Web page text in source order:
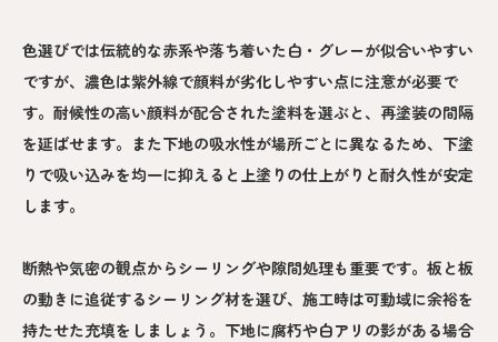
色選びでは伝統的な赤系や落ち着いた白・グレーが似合いやすい
ですが、濃色は紫外線で顔料が劣化しやすい点に注意が必要で
す。耐候性の高い顔料が配合された塗料を選ぶと、再塗装の間隔
を延ばせます。また下地の吸水性が場所ごとに異なるため、下塗
りで吸い込みを均一に抑えると上塗りの仕上がりと耐久性が安定
します。
断熱や気密の観点からシーリングや隙間処理も重要です。板と板
の動きに追従するシーリング材を選び、施工時は可動域に余裕を
持たせた充填をしましょう。下地に腐朽や白アリの影がある場合